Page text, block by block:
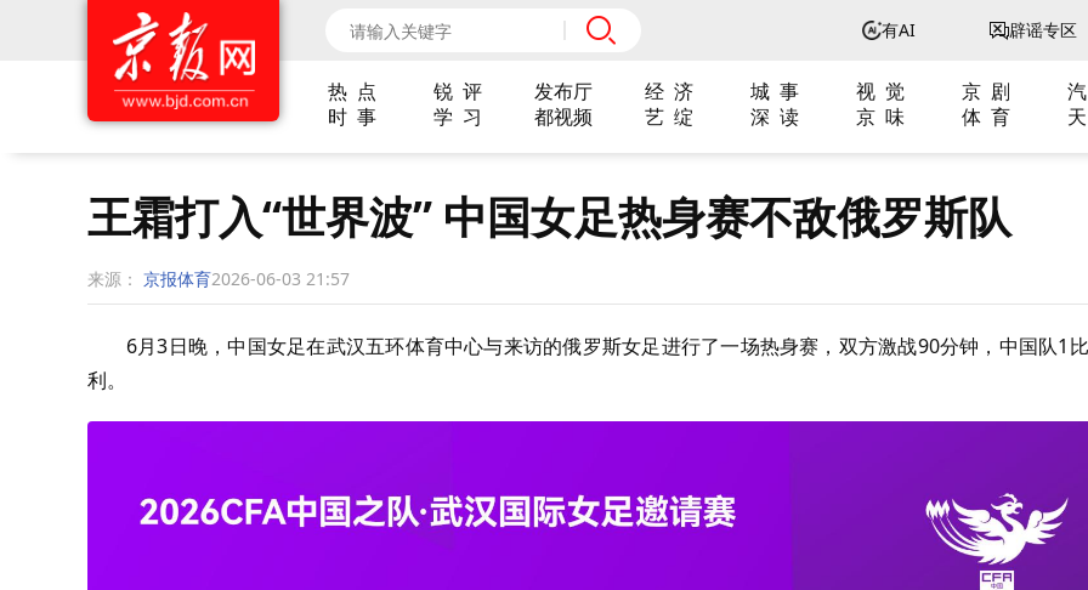
有AI 辟谣专区
热 点 锐 评 发布厅 经 济 城 事 视 觉 京 剧
时 事
学 习 都视频 艺 绽 深 读 京 味 体 育
王霜打入“世界波” 中国女足热身赛不敌俄罗斯队
来源： 京报体育2026-06-03 21:57
6月3日晚，中国女足在武汉五环体育中心与来访的俄罗斯女足进行了一场热身赛，双方激战90分钟，中国队1
利。